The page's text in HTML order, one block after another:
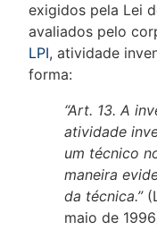
exigidos pela Lei
avaliados pelo
LPI, atividade
forma:
“Art. 13. A
atividade
um técnico
maneira
da técnica.”
maio de